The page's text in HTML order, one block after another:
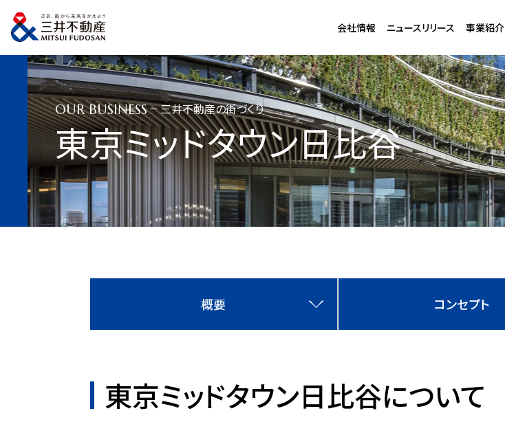
会社情報 ニュースリリース 事業紹介
トップページ 事業内容
OUR BUSINESS 三井不動産の街づくり
東京ミッドタウン日比谷
概要 コンセプト
東京ミッドタウン日比谷について